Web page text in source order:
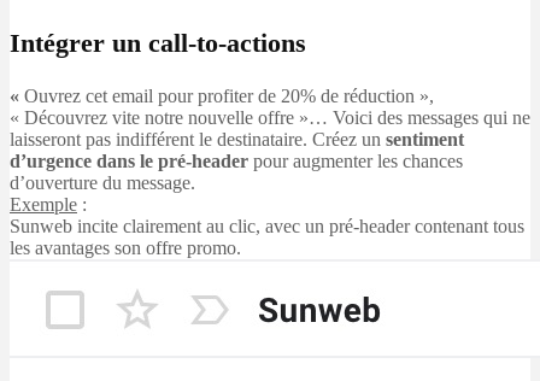
Intégrer un call-to-actions
« Ouvrez cet email pour profiter de 20% de réduction »,
« Découvrez vite notre nouvelle offre »… Voici des messages qui ne
laisseront pas indifférent le destinataire. Créez un sentiment
d’urgence dans le pré-header pour augmenter les chances
d’ouverture du message.
Exemple :
Sunweb incite clairement au clic, avec un pré-header contenant tous
les avantages son offre promo.